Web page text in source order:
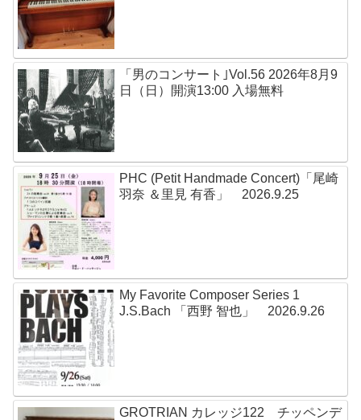
「男のコンサート｣Vol.56 2026年8月9
日（日）開演13:00 入場無料
PHC (Petit Handmade Concert)「尾崎
羽奈 ＆里見 有香」 2026.9.25
My Favorite Composer Series 1
J.S.Bach 「西野 智也」 2026.9.26
GROTRIAN カレッジ122 チッペンデ